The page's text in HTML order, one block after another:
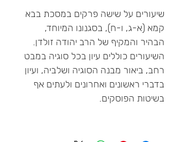
שיעורים על שישה פרקים במסכת בבא
קמא (א-ג, ו-ח), בסגנונו המיוחד,
הבהיר והמקיף של הרב יהודה זולדן.
השיעורים כוללים עיון בכל סוגיה במבט
רחב, ביאור מבנה הסוגיה ושלביה, ועיון
בדברי ראשונים ואחרונים ולעתים אף
בשיטות הפוסקים.